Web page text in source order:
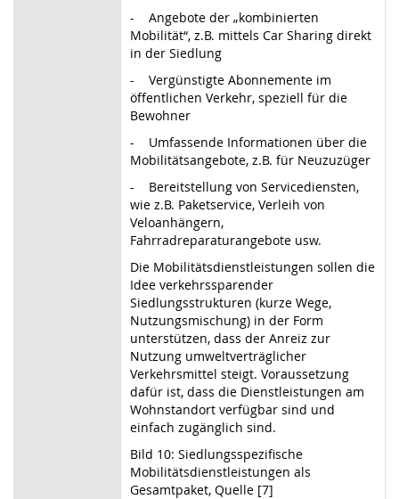
- Angebote der „kombinierten
Mobilität“, z.B. mittels Car Sharing direkt
in der Siedlung
- Vergünstigte Abonnemente im
öffentlichen Verkehr, speziell für die
Bewohner
- Umfassende Informationen über die
Mobilitätsangebote, z.B. für Neuzuzüger
- Bereitstellung von Servicediensten,
wie z.B. Paketservice, Verleih von
Veloanhängern,
Fahrradreparaturangebote usw.
Die Mobilitätsdienstleistungen sollen die
Idee verkehrssparender
Siedlungsstrukturen (kurze Wege,
Nutzungsmischung) in der Form
unterstützen, dass der Anreiz zur
Nutzung umweltverträglicher
Verkehrsmittel steigt. Voraussetzung
dafür ist, dass die Dienstleistungen am
Wohnstandort verfügbar sind und
einfach zugänglich sind.
Bild 10: Siedlungsspezifische
Mobilitätsdienstleistungen als
Gesamtpaket, Quelle [7]